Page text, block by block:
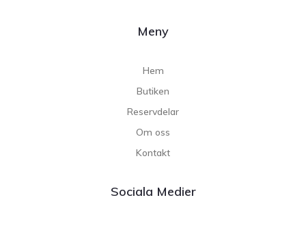
Meny
Hem
Butiken
Reservdelar
Om oss
Kontakt
Sociala Medier